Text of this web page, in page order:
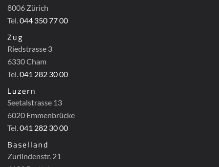
8006 Zürich
Tel.044 350 77 00
Zug
Riedstrasse 3
6330 Cham
Tel.041 282 30 00
Luzern
Seetalstrasse 13
6020 Emmenbrücke
Tel.041 282 30 00
Baselland
Zurlindenstr. 21